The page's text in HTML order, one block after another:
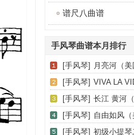
谱尺八曲谱
手风琴曲谱本月排行
[手风琴] 月亮河（
曲）
[手风琴] VIVA LA
[手风琴] 长江 黄河（
[手风琴] 自由如风
曲）
[手风琴] 初级小提